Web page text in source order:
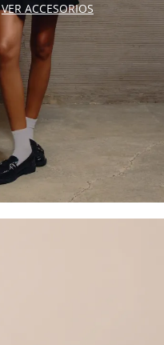
VER ACCESORIOS